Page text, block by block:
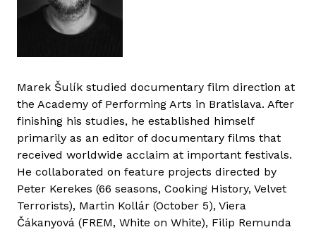
Marek Šulík studied documentary film direction at
the Academy of Performing Arts in Bratislava. After
finishing his studies, he established himself
primarily as an editor of documentary films that
received worldwide acclaim at important festivals.
He collaborated on feature projects directed by
Peter Kerekes (66 seasons, Cooking History, Velvet
Terrorists), Martin Kollár (October 5), Viera
Čákanyová (FREM, White on White), Filip Remunda